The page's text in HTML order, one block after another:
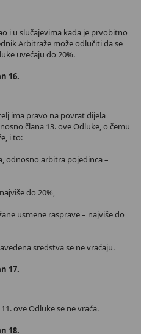
i u slučajevima kada je prvobitno
Arbitraže može odlučiti da se
uvećaju do 20%.
16.
ima pravo na povrat dijela
člana 13. ove Odluke, o čemu
i to:
odnosno arbitra pojedinca –
do 20%,
usmene rasprave – najviše do
sredstva se ne vraćaju.
17.
ove Odluke se ne vraća.
18.